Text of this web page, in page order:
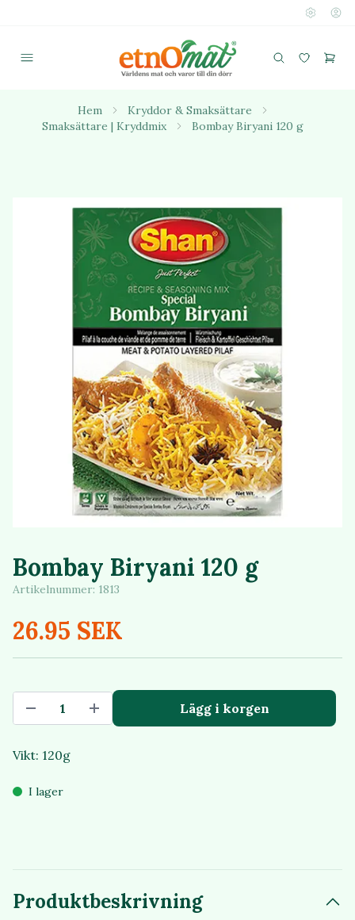
Hem
Kryddor & Smaksättare
Smaksättare | Kryddmix
Bombay Biryani 120 g
Bombay Biryani 120 g
Artikelnummer: 1813
26.95 SEK
Lägg i korgen
Vikt: 120g
I lager
Produktbeskrivning